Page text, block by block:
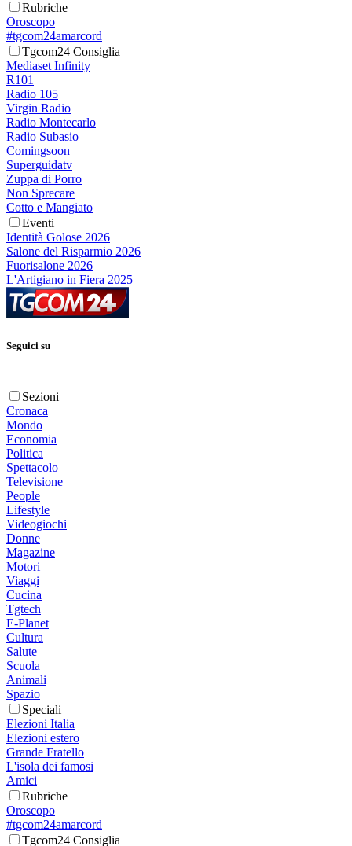
Rubriche
Oroscopo
#tgcom24amarcord
Tgcom24 Consiglia
Mediaset Infinity
R101
Radio 105
Virgin Radio
Radio Montecarlo
Radio Subasio
Comingsoon
Superguidatv
Zuppa di Porro
Non Sprecare
Cotto e Mangiato
Eventi
Identità Golose 2026
Salone del Risparmio 2026
Fuorisalone 2026
L'Artigiano in Fiera 2025
Seguici su
Sezioni
Cronaca
Mondo
Economia
Politica
Spettacolo
Televisione
People
Lifestyle
Videogiochi
Donne
Magazine
Motori
Viaggi
Cucina
Tgtech
E-Planet
Cultura
Salute
Scuola
Animali
Spazio
Speciali
Elezioni Italia
Elezioni estero
Grande Fratello
L'isola dei famosi
Amici
Rubriche
Oroscopo
#tgcom24amarcord
Tgcom24 Consiglia